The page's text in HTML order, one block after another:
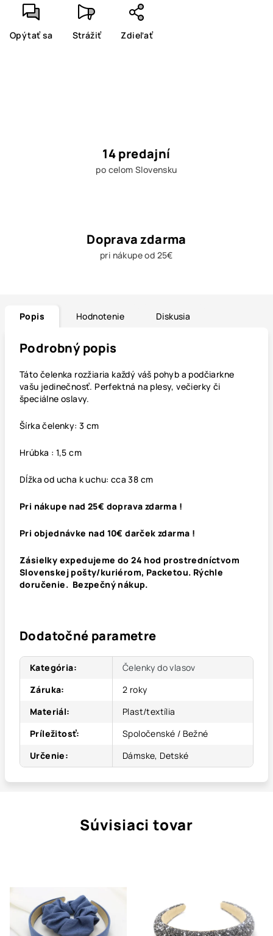
Opýtať sa Strážiť Zdieľať
14 predajní
po celom Slovensku
Doprava zdarma
pri nákupe od 25€
Popis Hodnotenie Diskusia
Podrobný popis
Táto čelenka rozžiaria každý váš pohyb a podčiarkne
vašu jedinečnosť. Perfektná na plesy, večierky či
špeciálne oslavy.
Šírka čelenky: 3 cm
Hrúbka : 1,5 cm
Dĺžka od ucha k uchu: cca 38 cm
Pri nákupe nad 25€ doprava zdarma !
Pri objednávke nad 10€ darček zdarma !
Zásielky expedujeme do 24 hod prostredníctvom
Slovenskej pošty/kuriérom, Packetou. Rýchle
doručenie. Bezpečný nákup.
Dodatočné parametre
Kategória:
Čelenky do vlasov
Záruka:
2 roky
Materiál:
Plast/textília
Príležitosť:
Spoločenské / Bežné
Určenie: Dámske, Detské
Súvisiaci tovar